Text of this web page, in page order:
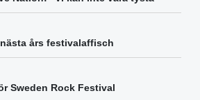
års festivalaffisch
Sweden Rock Festival